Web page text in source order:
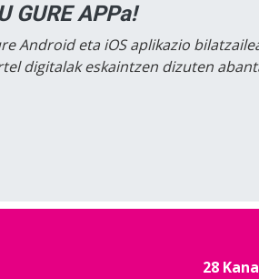
GURE APPa!
Android eta iOS aplikazio
digitalak eskaintzen dizuten
28